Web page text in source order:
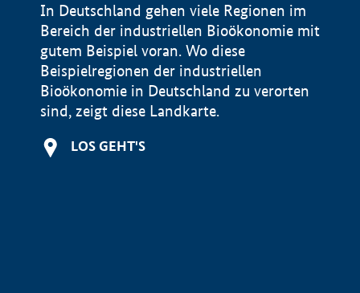
In Deutschland gehen viele Regionen im
Bereich der industriellen Bioökonomie mit
gutem Beispiel voran. Wo diese
Beispielregionen der industriellen
Bioökonomie in Deutschland zu verorten
sind, zeigt diese Landkarte.
LOS GEHT'S